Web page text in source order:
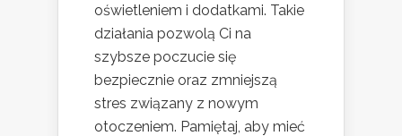
oświetleniem i dodatkami. Takie
działania pozwolą Ci na
szybsze poczucie się
bezpiecznie oraz zmniejszą
stres związany z nowym
otoczeniem. Pamiętaj, aby mieć